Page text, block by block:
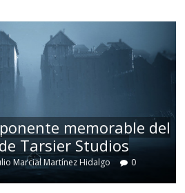
memorable del
Tarsier Studios
Marcial Martínez Hidalgo 0